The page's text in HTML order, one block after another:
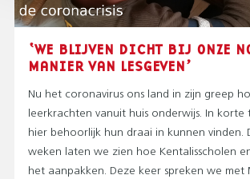
‘WE BLIJVEN DICHT BIJ ONZE
MANIER VAN LESGEVEN’
Nu het coronavirus ons land in zijn greep
leerkrachten vanuit huis onderwijs. In korte
hier behoorlijk hun draai in kunnen vinden.
weken laten we zien hoe Kentalisscholen
het aanpakken. Deze keer spreken we met